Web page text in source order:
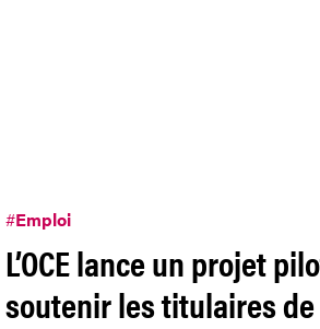
#Emploi
L’OCE lance un projet
soutenir les titulaires